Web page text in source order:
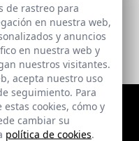
de rastreo para
en nuestra web,
y anuncios
en nuestra web y
nuestros visitantes.
acepta nuestro uso
seguimiento. Para
cookies, cómo y
cambiar su
política de cookies.